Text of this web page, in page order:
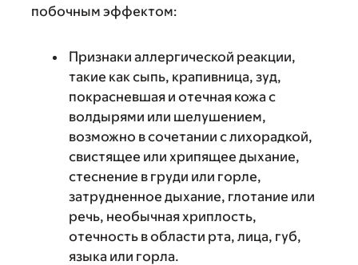
побочным эффектом:
Признаки аллергической реакции,
такие как сыпь, крапивница, зуд,
покрасневшая и отечная кожа с
волдырями или шелушением,
возможно в сочетании с лихорадкой,
свистящее или хрипящее дыхание,
стеснение в груди или горле,
затрудненное дыхание, глотание или
речь, необычная хриплость,
отечность в области рта, лица, губ,
языка или горла.